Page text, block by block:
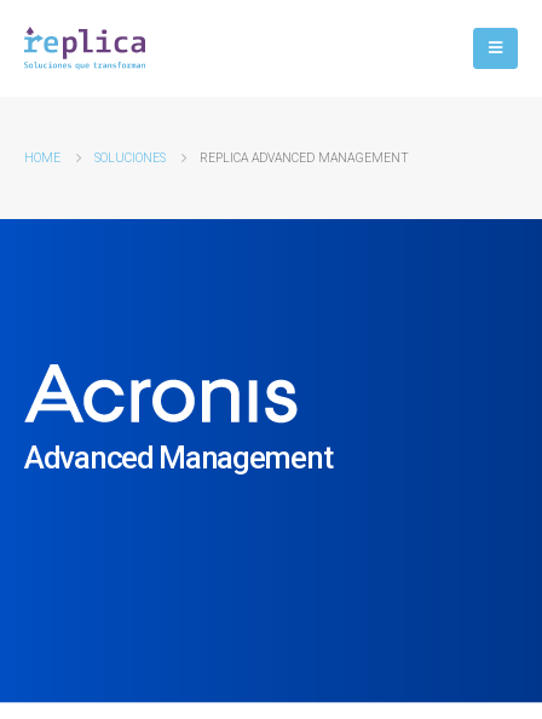
HOME SOLUCIONES REPLICA ADVANCED MANAGEMENT
Advanced Management